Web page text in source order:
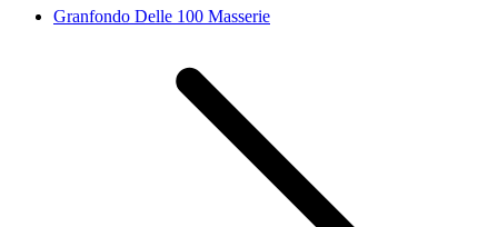
Granfondo Delle 100 Masserie